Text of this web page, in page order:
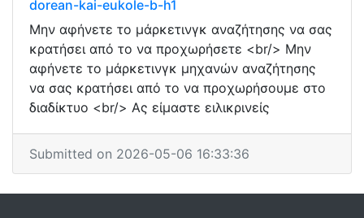
dorean-kai-eukole-b-h1
Μην αφήνετε το μάρκετινγκ αναζήτησης να σας
κρατήσει από το να προχωρήσετε <br/> Μην
αφήνετε το μάρκετινγκ μηχανών αναζήτησης
να σας κρατήσει από το να προχωρήσουμε στο
διαδίκτυο <br/> Ας είμαστε ειλικρινείς
Submitted on 2026-05-06 16:33:36